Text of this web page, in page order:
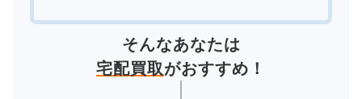
そんなあなたは
宅配買取がおすすめ！